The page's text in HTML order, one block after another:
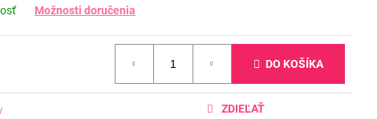
Možnosti doručenia
DO KOŠÍKA
ZDIEĽAŤ